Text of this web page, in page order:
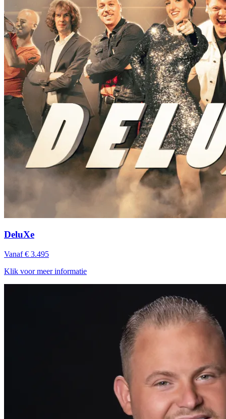
DeluXe
Vanaf € 3.495
Klik voor meer informatie